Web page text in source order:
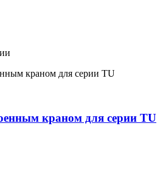
краном для серии TU